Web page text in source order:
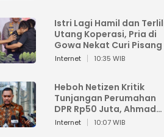
Istri Lagi Hamil dan
Utang Koperasi, Pria di
Gowa Nekat Curi Pisang
Tandan Milik Tetangga,
Internet 10:35 WIB
Heboh Netizen Kritik
Tunjangan Perumahan
DPR Rp50 Juta, Ahmad
Sahroni: Enggak Senang
Internet 10:07 WIB